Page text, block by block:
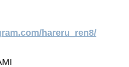
hareru_ren8/